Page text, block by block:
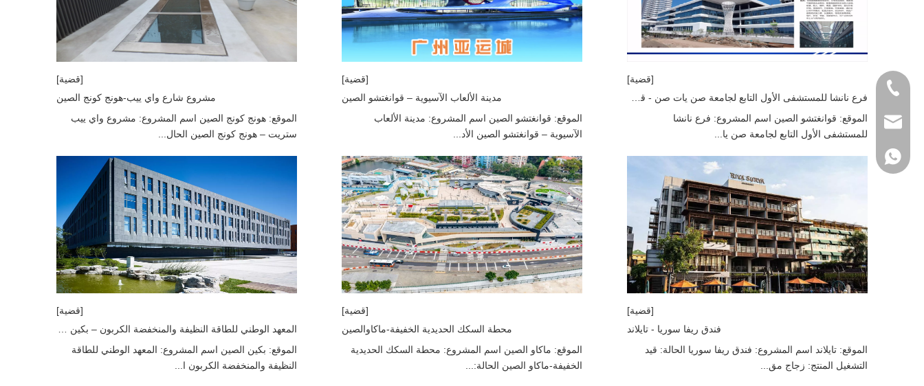
[قضية]
الموقع: قوانغتشو الصين اسم المشروع: فرع نانشا
للمستشفى الأول التابع لجامعة صن يا...
[قضية]
مدينة الألعاب الآسيوية – قوانغتشو الصين
الموقع: قوانغتشو الصين اسم المشروع: مدينة الألعاب
الآسيوية – قوانغتشو الصين الأد...
[قضية]
مشروع شارع واي ييب-هونج كونج الصين
الموقع: هونج كونج الصين اسم المشروع: مشروع واي ييب
ستريت – هونج كونج الصين الحال...
[قضية]
فندق ريفا سوريا - تايلاند
الموقع: تايلاند اسم المشروع: فندق ريفا سوريا الحالة: قيد
التشغيل المنتج: زجاج مق...
[قضية]
محطة السكك الحديدية الخفيفة-ماكاوالصين
الموقع: ماكاو الصين اسم المشروع: محطة السكك الحديدية
الخفيفة-ماكاو الصين الحالة:...
[قضية]
الموقع: بكين الصين اسم المشروع: المعهد الوطني للطاقة
النظيفة والمنخفضة الكربون ا...
+86- 138-2802-
+86- 138-2802-